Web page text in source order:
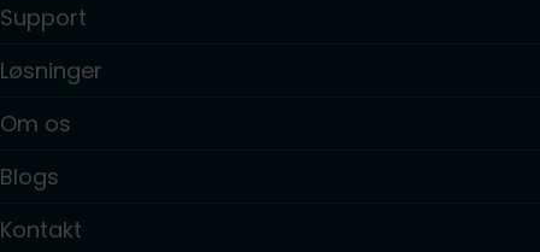
Support
Løsninger
Om os
Blogs
Kontakt